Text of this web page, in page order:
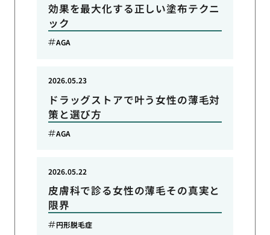
効果を最大化する正しい塗布テクニ
ック
AGA
ドラッグストアで叶う女性の薄毛対
策と選び方
2026.05.23
AGA
皮膚科で診る女性の薄毛その真実と
限界
2026.05.22
円形脱毛症